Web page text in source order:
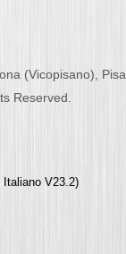
(Vicopisano), Pisa.
Reserved.
Italiano V23.2)